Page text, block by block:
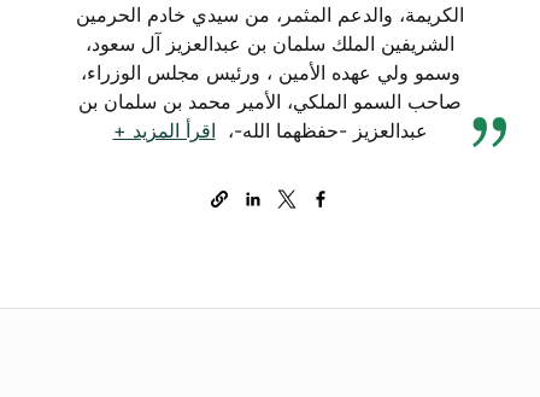
الكريمة، والدعم المثمر، من سيدي خادم الحرمين
الشريفين الملك سلمان بن عبدالعزيز آل سعود،
وسمو ولي عهده الأمين ، ورئيس مجلس الوزراء،
صاحب السمو الملكي، الأمير محمد بن سلمان بن
عبدالعزيز -حفظهما الله-، اقرأ المزيد +